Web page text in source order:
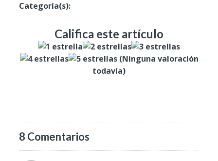
Categoría(s):Candados
Califica este artículo
(Ninguna valoración
todavía)
8 Comentarios